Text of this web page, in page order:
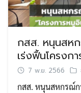
กสส. หนุนสห
เร่งฟื้นโครงก
7 พ.ย. 2566
กสส. หนุนสหกรณ์ก